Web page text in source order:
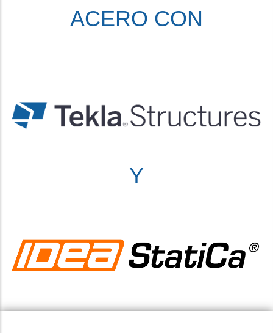
ACERO CON
Y